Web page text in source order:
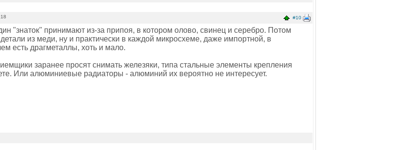
#10
"знаток" принимают из-за припоя, в котором олово, свинец и серебро. Потом
из меди, ну и практически в каждой микросхеме, даже импортной, в
есть драгметаллы, хоть и мало.
заранее просят снимать железяки, типа стальные элементы крепления
Или алюминиевые радиаторы - алюминий их вероятно не интересует.